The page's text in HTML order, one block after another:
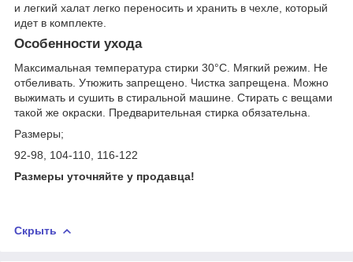
и легкий халат легко переносить и хранить в чехле, который
идет в комплекте.
Особенности ухода
Максимальная температура стирки 30°С. Мягкий режим. Не
отбеливать. Утюжить запрещено. Чистка запрещена. Можно
выжимать и сушить в стиральной машине. Стирать с вещами
такой же окраски. Предварительная стирка обязательна.
Размеры;
92-98, 104-110, 116-122
Размеры уточняйте у продавца!
Скрыть